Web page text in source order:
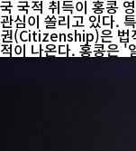
국 국적 취득이 홍콩
관심이 쏠리고 있다.
권(Citizenship)은 법
적이 나온다. 홍콩